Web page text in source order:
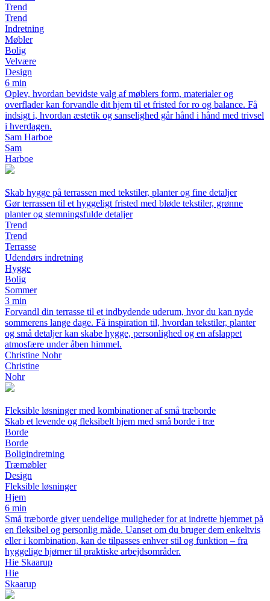
Trend
Trend
Indretning
Møbler
Bolig
Velvære
Design
6 min
Oplev, hvordan bevidste valg af møblers form, materialer og
overflader kan forvandle dit hjem til et fristed for ro og balance. Få
indsigt i, hvordan æstetik og sanselighed går hånd i hånd med trivsel
i hverdagen.
Sam Harboe
Sam
Harboe
Skab hygge på terrassen med tekstiler, planter og fine detaljer
Gør terrassen til et hyggeligt fristed med bløde tekstiler, grønne
planter og stemningsfulde detaljer
Trend
Trend
Terrasse
Udendørs indretning
Hygge
Bolig
Sommer
3 min
Forvandl din terrasse til et indbydende uderum, hvor du kan nyde
sommerens lange dage. Få inspiration til, hvordan tekstiler, planter
og små detaljer kan skabe hygge, personlighed og en afslappet
atmosfære under åben himmel.
Christine Nohr
Christine
Nohr
Fleksible løsninger med kombinationer af små træborde
Skab et levende og fleksibelt hjem med små borde i træ
Borde
Borde
Boligindretning
Træmøbler
Design
Fleksible løsninger
Hjem
6 min
Små træborde giver uendelige muligheder for at indrette hjemmet på
en fleksibel og personlig måde. Uanset om du bruger dem enkeltvis
eller i kombination, kan de tilpasses enhver stil og funktion – fra
hyggelige hjørner til praktiske arbejdsområder.
Hie Skaarup
Hie
Skaarup